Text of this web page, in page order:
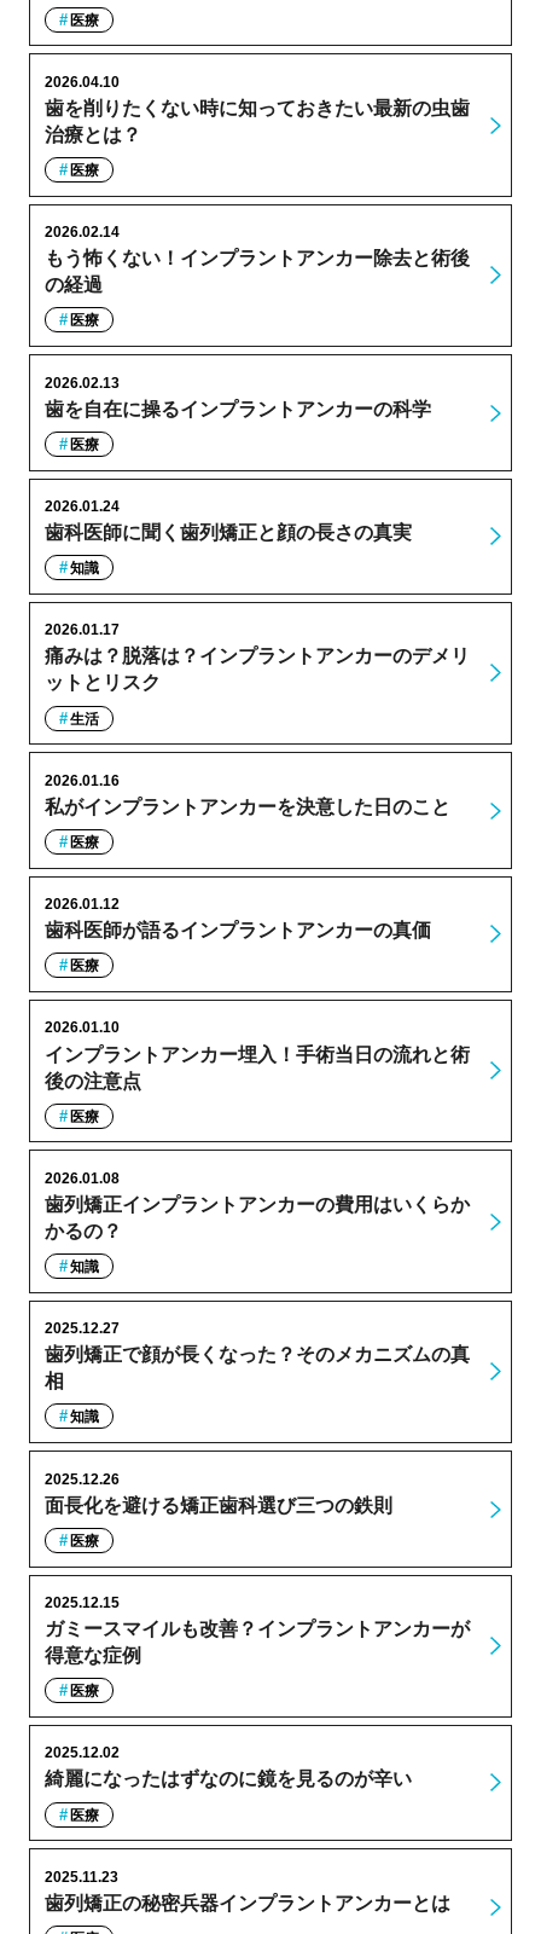
医療
歯を削りたくない時に知っておきたい最新の虫歯
治療とは？
2026.04.10
医療
もう怖くない！インプラントアンカー除去と術後
の経過
2026.02.14
医療
歯を自在に操るインプラントアンカーの科学
2026.02.13
医療
歯科医師に聞く歯列矯正と顔の長さの真実
2026.01.24
知識
痛みは？脱落は？インプラントアンカーのデメリ
ットとリスク
2026.01.17
生活
私がインプラントアンカーを決意した日のこと
2026.01.16
医療
歯科医師が語るインプラントアンカーの真価
2026.01.12
医療
インプラントアンカー埋入！手術当日の流れと術
後の注意点
2026.01.10
医療
歯列矯正インプラントアンカーの費用はいくらか
かるの？
2026.01.08
知識
歯列矯正で顔が長くなった？そのメカニズムの真
相
2025.12.27
知識
面長化を避ける矯正歯科選び三つの鉄則
2025.12.26
医療
ガミースマイルも改善？インプラントアンカーが
得意な症例
2025.12.15
医療
綺麗になったはずなのに鏡を見るのが辛い
2025.12.02
医療
歯列矯正の秘密兵器インプラントアンカーとは
2025.11.23